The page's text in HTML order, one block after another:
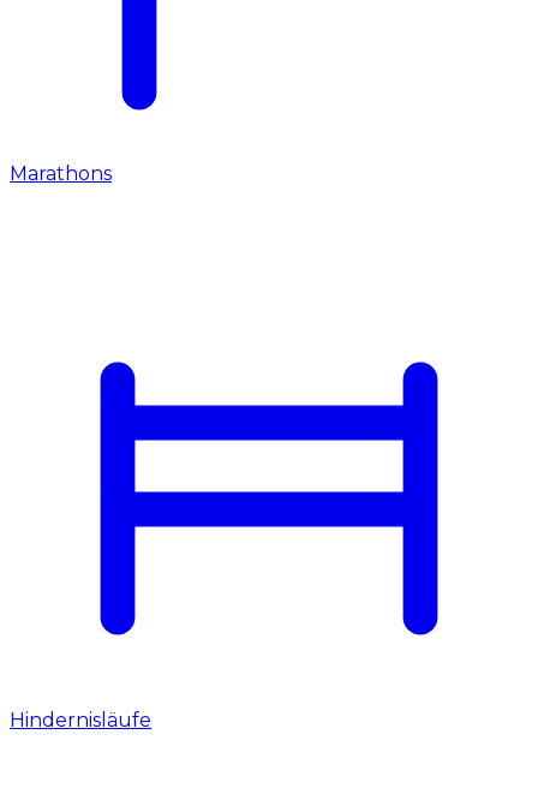
Marathons
Hindernisläufe